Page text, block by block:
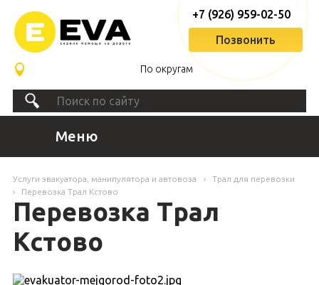
По округам
+7 (926) 959-02-50
Позвонить
Меню
Услуги эвакуатора, манипулятора и автовоза
Трал для перевозки
Перевозка Трал Кстово
Перевозка Трал
Кстово